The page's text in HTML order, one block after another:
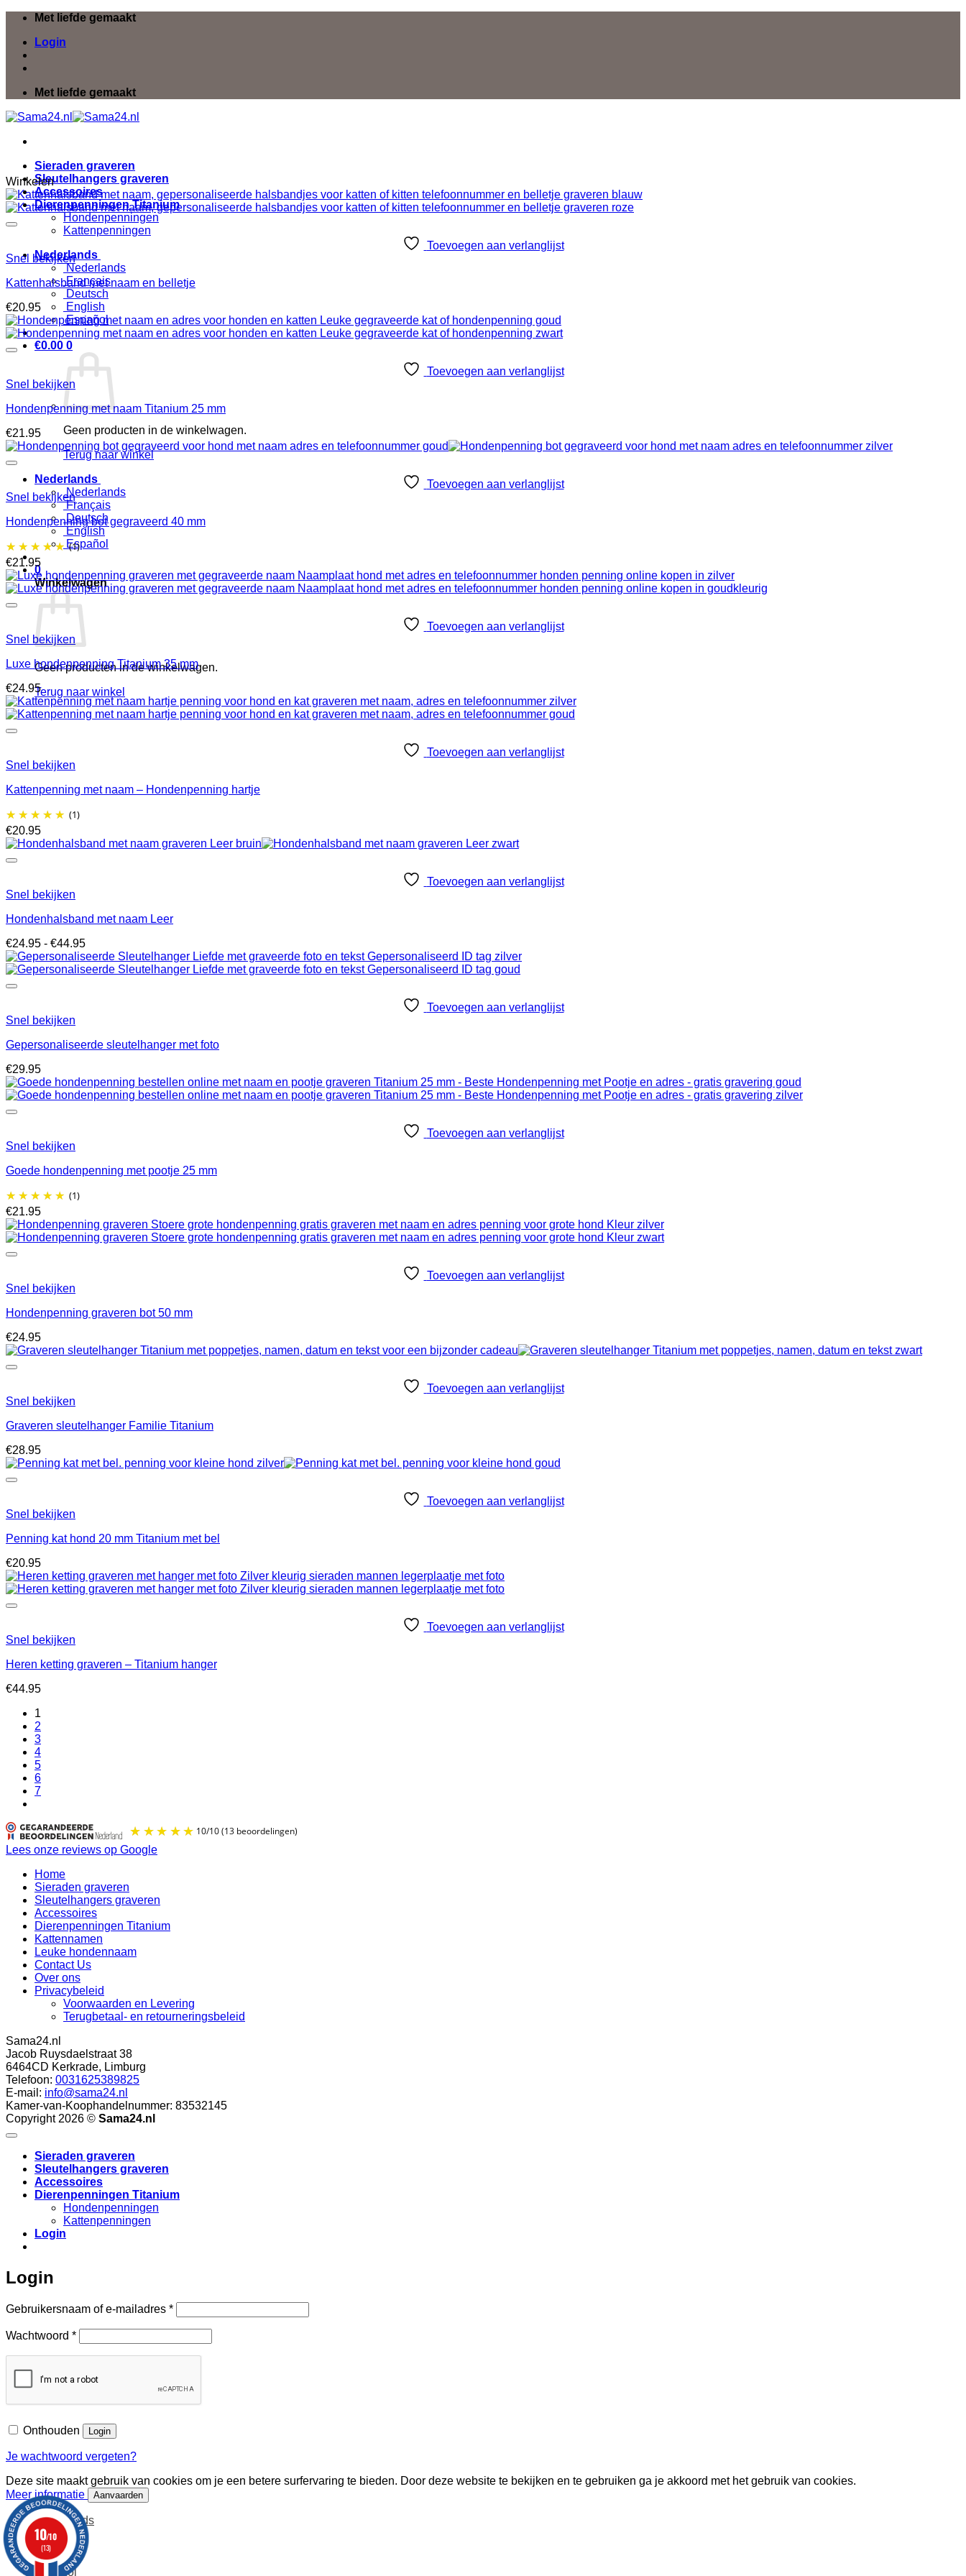
inhoud
Met liefde gemaakt
Login
Met liefde gemaakt
Sieraden graveren
Sleutelhangers graveren
Accessoires
Dierenpenningen Titanium
Hondenpenningen
Kattenpenningen
Nederlands
Nederlands
Français
Deutsch
English
Español
€0.00 0
Geen producten in de winkelwagen.
Terug naar winkel
Nederlands
Nederlands
Français
Deutsch
English
Español
0
Winkelwagen
Geen producten in de winkelwagen.
Terug naar winkel
Winkelen
Toevoegen aan verlanglijst
Snel bekijken
Kattenhalsband met naam en belletje
€20.95
Toevoegen aan verlanglijst
Snel bekijken
Hondenpenning met naam Titanium 25 mm
€21.95
Toevoegen aan verlanglijst
Snel bekijken
Hondenpenning bot gegraveerd 40 mm
(1)
€21.95
Toevoegen aan verlanglijst
Snel bekijken
Luxe hondenpenning Titanium 35 mm
€24.95
Toevoegen aan verlanglijst
Snel bekijken
Kattenpenning met naam – Hondenpenning hartje
(1)
€20.95
Toevoegen aan verlanglijst
Snel bekijken
Hondenhalsband met naam Leer
€24.95 - €44.95Prijsklasse:
€24.95
tot
Toevoegen aan verlanglijst
Snel bekijken
Gepersonaliseerde sleutelhanger met foto
€29.95
Toevoegen aan verlanglijst
Snel bekijken
Goede hondenpenning met pootje 25 mm
(1)
€21.95
Toevoegen aan verlanglijst
Snel bekijken
Hondenpenning graveren bot 50 mm
€24.95
Toevoegen aan verlanglijst
Snel bekijken
Graveren sleutelhanger Familie Titanium
€28.95
Toevoegen aan verlanglijst
Snel bekijken
Penning kat hond 20 mm Titanium met bel
€20.95
Toevoegen aan verlanglijst
Snel bekijken
Heren ketting graveren – Titanium hanger
€44.95
1
2
3
4
5
6
7
Lees onze reviews op Google
Home
Sieraden graveren
Sleutelhangers graveren
Accessoires
Dierenpenningen Titanium
Kattennamen
Leuke hondennaam
Contact Us
Over ons
Privacybeleid
Voorwaarden en Levering
Terugbetaal- en retourneringsbeleid
Sama24.nl
Jacob Ruysdaelstraat 38
6464CD Kerkrade, Limburg
Telefoon: 0031625389825
E-mail: info@sama24.nl
Kamer-van-Koophandelnummer: 83532145
Copyright 2026 © Sama24.nl
Sieraden graveren
Sleutelhangers graveren
Accessoires
Dierenpenningen Titanium
Hondenpenningen
Kattenpenningen
Login
Login
Gebruikersnaam of e-mailadres *Vereist
Wachtwoord *Vereist
Onthouden Login
Je wachtwoord vergeten?
Deze site maakt gebruik van cookies om je een betere surfervaring te bieden. Door deze website te bekijken en te gebruiken ga je akkoord met het gebruik van cookies.
Meer informatie
Aanvaarden
Nederlands
Français
Deutsch
English
Español
10/10
(13)